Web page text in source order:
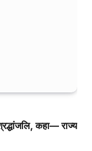
कहा— राज्य